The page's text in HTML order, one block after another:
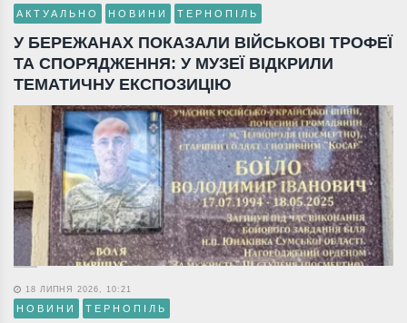
АКТУАЛЬНО НОВИНИ ТЕРНОПІЛЬ
У БЕРЕЖАНАХ ПОКАЗАЛИ ВІЙСЬКОВІ ТРОФЕЇ
ТА СПОРЯДЖЕННЯ: У МУЗЕЇ ВІДКРИЛИ
ТЕМАТИЧНУ ЕКСПОЗИЦІЮ
18 ЛИПНЯ 2026, 10:21
НОВИНИ ТЕРНОПІЛЬ